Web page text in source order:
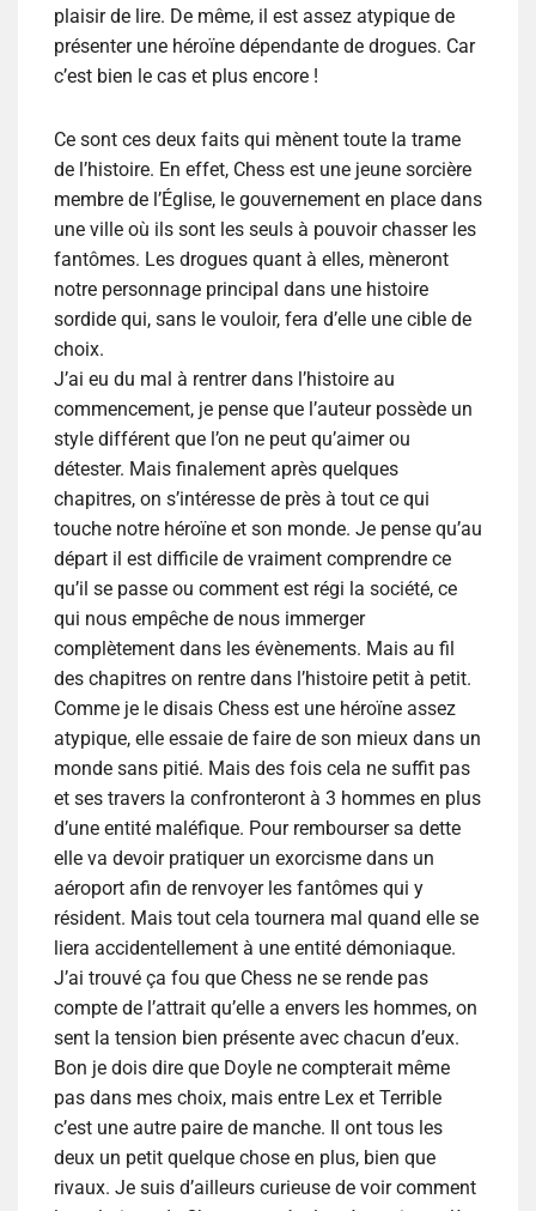
plaisir de lire. De même, il est assez atypique de
présenter une héroïne dépendante de drogues. Car
c’est bien le cas et plus encore !
Ce sont ces deux faits qui mènent toute la trame
de l’histoire. En effet, Chess est une jeune sorcière
membre de l’Église, le gouvernement en place dans
une ville où ils sont les seuls à pouvoir chasser les
fantômes. Les drogues quant à elles, mèneront
notre personnage principal dans une histoire
sordide qui, sans le vouloir, fera d’elle une cible de
choix.
J’ai eu du mal à rentrer dans l’histoire au
commencement, je pense que l’auteur possède un
style différent que l’on ne peut qu’aimer ou
détester. Mais finalement après quelques
chapitres, on s’intéresse de près à tout ce qui
touche notre héroïne et son monde. Je pense qu’au
départ il est difficile de vraiment comprendre ce
qu’il se passe ou comment est régi la société, ce
qui nous empêche de nous immerger
complètement dans les évènements. Mais au fil
des chapitres on rentre dans l’histoire petit à petit.
Comme je le disais Chess est une héroïne assez
atypique, elle essaie de faire de son mieux dans un
monde sans pitié. Mais des fois cela ne suffit pas
et ses travers la confronteront à 3 hommes en plus
d’une entité maléfique. Pour rembourser sa dette
elle va devoir pratiquer un exorcisme dans un
aéroport afin de renvoyer les fantômes qui y
résident. Mais tout cela tournera mal quand elle se
liera accidentellement à une entité démoniaque.
J’ai trouvé ça fou que Chess ne se rende pas
compte de l’attrait qu’elle a envers les hommes, on
sent la tension bien présente avec chacun d’eux.
Bon je dois dire que Doyle ne compterait même
pas dans mes choix, mais entre Lex et Terrible
c’est une autre paire de manche. Il ont tous les
deux un petit quelque chose en plus, bien que
rivaux. Je suis d’ailleurs curieuse de voir comment